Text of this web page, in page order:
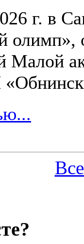
г. в
олимп»,
Малой